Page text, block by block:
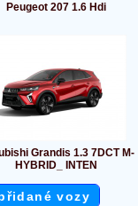
Peugeot 207 1.6 Hdi
Grandis 1.3 7DCT M-
HYBRID_ INTEN
vozy